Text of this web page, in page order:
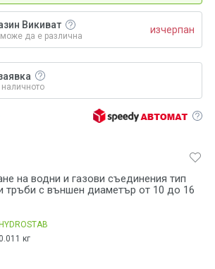
на водни и газови съединения тип
тръби с външен диаметър от 10 до 16
HYDROSTAB
0.011 кг
Викиват
да е различна
изчерпан